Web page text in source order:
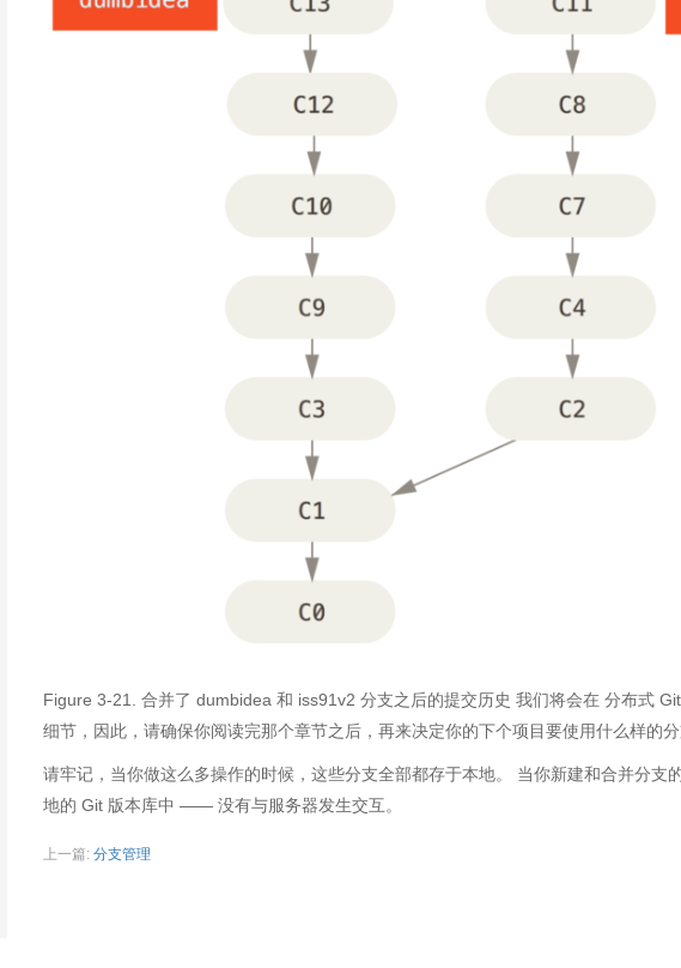
Figure 3-21. 合并了 dumbidea 和 iss91v2 分支之后的提交历史 我们将会在 分布式
细节，因此，请确保你阅读完那个章节之后，再来决定你的下个项目要使用什么样的
请牢记，当你做这么多操作的时候，这些分支全部都存于本地。 当你新建和合并分支
地的 Git 版本库中 —— 没有与服务器发生交互。
上一篇: 分支管理